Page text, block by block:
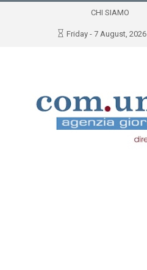
CHI SIAMO
Friday - 7 August, 2026